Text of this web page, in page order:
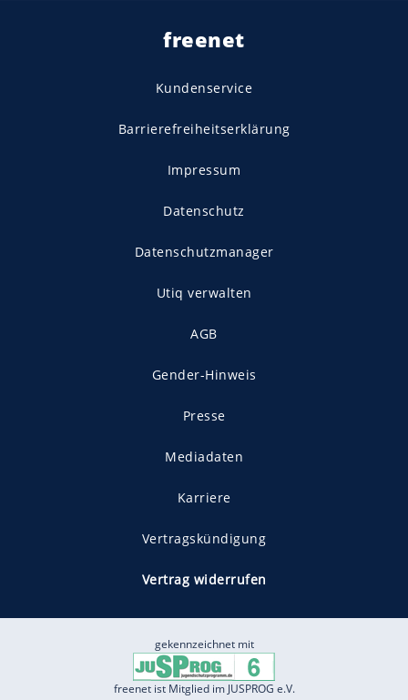
freenet
Kundenservice
Barrierefreiheitserklärung
Impressum
Datenschutz
Datenschutzmanager
Utiq verwalten
AGB
Gender-Hinweis
Presse
Mediadaten
Karriere
Vertragskündigung
Vertrag widerrufen
gekennzeichnet mit
freenet ist Mitglied im JUSPROG e.V.